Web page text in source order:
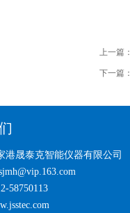
上一篇：
下一篇：
港晟泰克智能仪器有限公司
58750113